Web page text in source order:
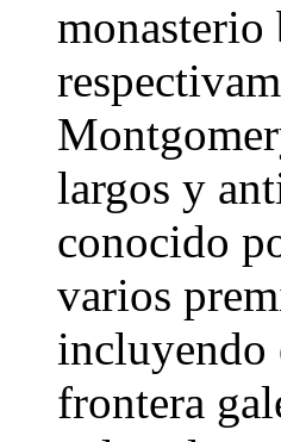
largos y
conocido
varios
incluyendo
frontera